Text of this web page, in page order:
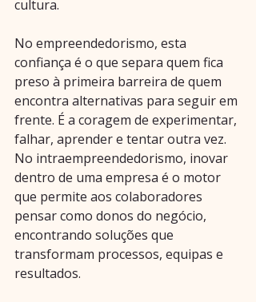
cultura.
No empreendedorismo, esta
confiança é o que separa quem fica
preso à primeira barreira de quem
encontra alternativas para seguir em
frente. É a coragem de experimentar,
falhar, aprender e tentar outra vez.
No intraempreendedorismo, inovar
dentro de uma empresa é o motor
que permite aos colaboradores
pensar como donos do negócio,
encontrando soluções que
transformam processos, equipas e
resultados.